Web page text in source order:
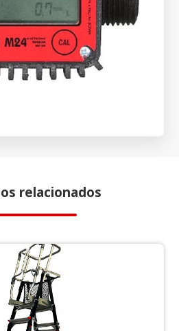
relacionados